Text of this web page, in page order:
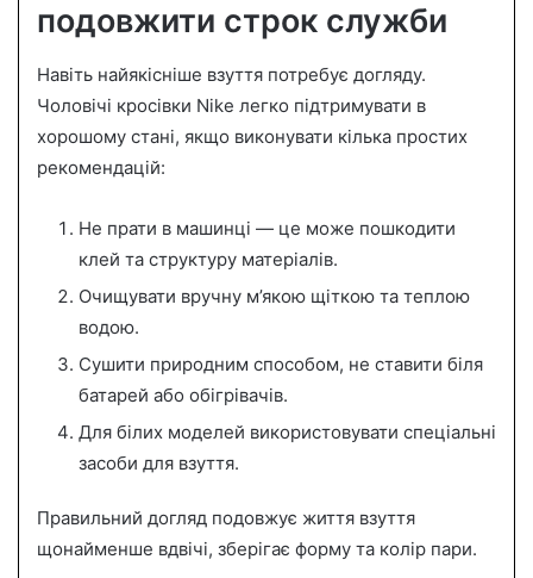
подовжити строк служби
Навіть найякісніше взуття потребує догляду.
Чоловічі кросівки Nike легко підтримувати в
хорошому стані, якщо виконувати кілька простих
рекомендацій:
Не прати в машинці — це може пошкодити
клей та структуру матеріалів.
Очищувати вручну м’якою щіткою та теплою
водою.
Сушити природним способом, не ставити біля
батарей або обігрівачів.
Для білих моделей використовувати спеціальні
засоби для взуття.
Правильний догляд подовжує життя взуття
щонайменше вдвічі, зберігає форму та колір пари.